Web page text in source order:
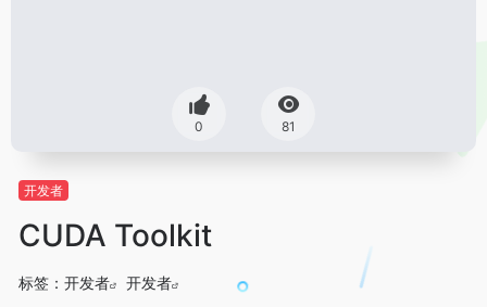
0 81
开发者
CUDA Toolkit
标签： 开发者
开发者